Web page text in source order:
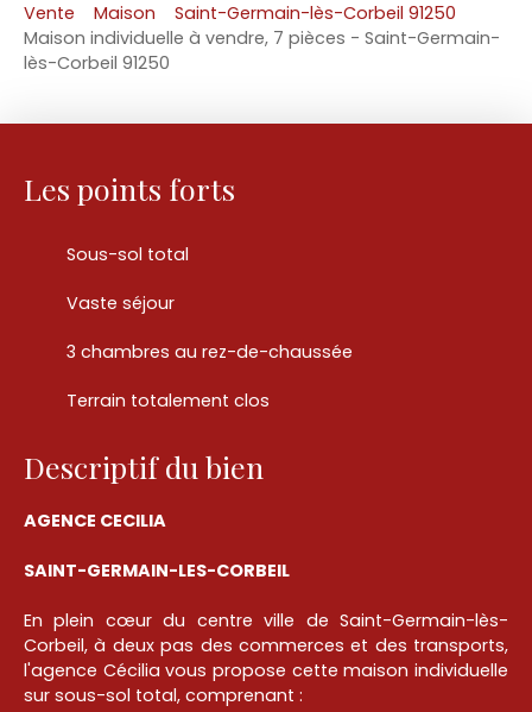
Vente Maison
Saint-Germain-lès-Corbeil 91250
Maison individuelle à vendre, 7 pièces - Saint-Germain-
lès-Corbeil 91250
Les points forts
Sous-sol total
Vaste séjour
3 chambres au rez-de-chaussée
Terrain totalement clos
Descriptif du bien
AGENCE CECILIA
SAINT-GERMAIN-LES-CORBEIL
En plein cœur du centre ville de Saint-Germain-lès-
Corbeil, à deux pas des commerces et des transports,
l'agence Cécilia vous propose cette maison individuelle
sur sous-sol total, comprenant :